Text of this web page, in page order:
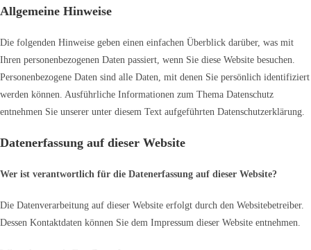
Allgemeine Hinweise
Die folgenden Hinweise geben einen einfachen Überblick darüber, was mit
Ihren personenbezogenen Daten passiert, wenn Sie diese Website besuchen.
Personenbezogene Daten sind alle Daten, mit denen Sie persönlich identifiziert
werden können. Ausführliche Informationen zum Thema Datenschutz
entnehmen Sie unserer unter diesem Text aufgeführten Datenschutzerklärung.
Datenerfassung auf dieser Website
Wer ist verantwortlich für die Datenerfassung auf dieser Website?
Die Datenverarbeitung auf dieser Website erfolgt durch den Websitebetreiber.
Dessen Kontaktdaten können Sie dem Impressum dieser Website entnehmen.